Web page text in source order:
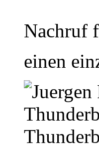
Nachruf
einen